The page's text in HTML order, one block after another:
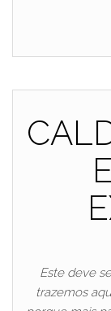
Este deve
trazemos